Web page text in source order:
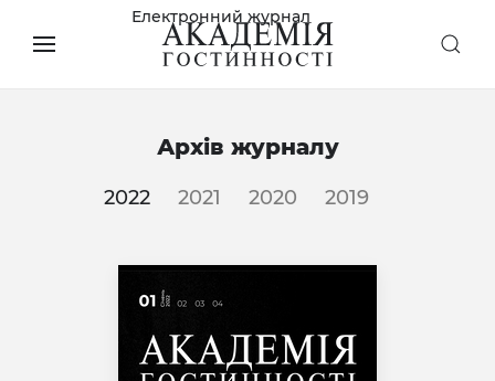
Електронний журнал
Архів журналу
2022 2021 2020 2019